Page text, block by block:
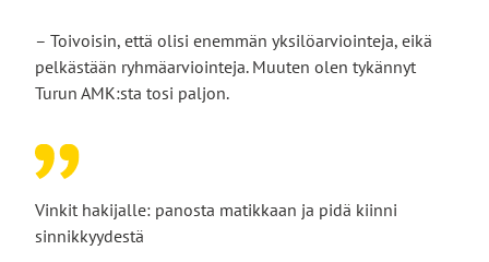
– Toivoisin, että olisi enemmän yksilöarviointeja, eikä
pelkästään ryhmäarviointeja. Muuten olen tykännyt
Turun AMK:sta tosi paljon.
Vinkit hakijalle: panosta matikkaan ja pidä kiinni
sinnikkyydestä